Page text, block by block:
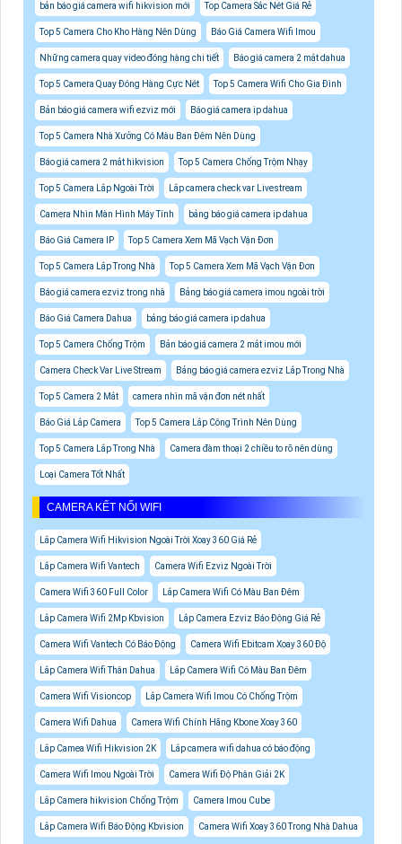
bản báo giá camera wifi hikvision mới Top Camera Sắc Nét Giá Rẻ
Top 5 Camera Cho Kho Hàng Nên Dùng Báo Giá Camera Wifi Imou
Những camera quay video đóng hàng chi tiết Báo giá camera 2 mắt dahua
Top 5 Camera Quay Đóng Hàng Cực Nét Top 5 Camera Wifi Cho Gia Đình
Bản báo giá camera wifi ezviz mới Báo giá camera ip dahua
Top 5 Camera Nhà Xưởng Có Màu Ban Đêm Nên Dùng
Báo giá camera 2 mắt hikvision Top 5 Camera Chống Trộm Nhạy
Top 5 Camera Lắp Ngoài Trời Lắp camera check var Livestream
Camera Nhìn Màn Hình Máy Tính bảng báo giá camera ip dahua
Báo Giá Camera IP Top 5 Camera Xem Mã Vạch Vận Đơn
Top 5 Camera Lắp Trong Nhà Top 5 Camera Xem Mã Vạch Vận Đơn
Báo giá camera ezviz trong nhà Bảng báo giá camera imou ngoài trời
Báo Giá Camera Dahua bảng báo giá camera ip dahua
Top 5 Camera Chống Trộm Bản báo giá camera 2 mắt imou mới
Camera Check Var Live Stream Bảng báo giá camera ezviz Lắp Trong Nhà
Top 5 Camera 2 Mắt camera nhìn mã vận đơn nét nhất
Báo Giá Lắp Camera Top 5 Camera Lắp Công Trình Nên Dùng
Top 5 Camera Lắp Trong Nhà Camera đàm thoại 2 chiều to rõ nên dùng
Loại Camera Tốt Nhất
CAMERA KẾT NỐI WIFI
Lắp Camera Wifi Hikvision Ngoài Trời Xoay 360 Giá Rẻ
Lắp Camera Wifi Vantech Camera Wifi Ezviz Ngoài Trời
Camera Wifi 360 Full Color Lắp Camera Wifi Có Màu Ban Đêm
Lắp Camera Wifi 2Mp Kbvision Lắp Camera Ezviz Báo Động Giá Rẻ
Camera Wifi Vantech Có Báo Động Camera Wifi Ebitcam Xoay 360 Độ
Lắp Camera Wifi Thân Dahua Lắp Camera Wifi Có Màu Ban Đêm
Camera Wifi Visioncop Lắp Camera Wifi Imou Có Chống Trộm
Camera Wifi Dahua Camera Wifi Chính Hãng Kbone Xoay 360
Lắp Camea Wifi Hikvision 2K Lắp camera wifi dahua có báo động
Camera Wifi Imou Ngoài Trời Camera Wifi Độ Phân Giải 2K
Lắp Camera hikvision Chống Trộm Camera Imou Cube
Lắp Camera Wifi Báo Động Kbvision Camera Wifi Xoay 360 Trong Nhà Dahua